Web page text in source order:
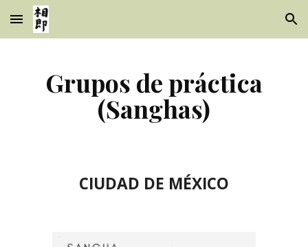
Skip to main content Skip to navigation
Grupos de práctica
(Sanghas)
CIUDAD DE MÉXICO